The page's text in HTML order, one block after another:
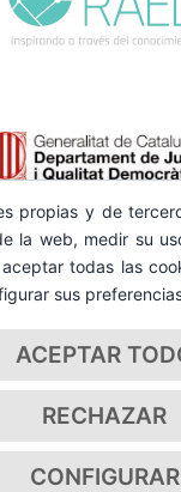
propias y de
la web, medir su
todas las
sus
ACEPTAR
RECHAZAR
CONFIGURAR